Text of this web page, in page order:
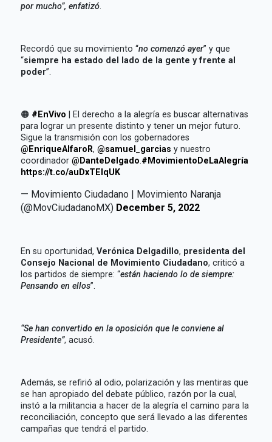
por mucho”, enfatizó.
Recordó que su movimiento “no comenzó ayer” y que
“siempre ha estado del lado de la gente y frente al
poder”.
🟠 #EnVivo | El derecho a la alegría es buscar alternativas
para lograr un presente distinto y tener un mejor futuro.
Sigue la transmisión con los gobernadores
@EnriqueAlfaroR, @samuel_garcias y nuestro
coordinador @DanteDelgado #MovimientoDeLaAlegría
https://t.co/auDxTElqUK
— Movimiento Ciudadano | Movimiento Naranja
(@MovCiudadanoMX) December 5, 2022
En su oportunidad, Verónica Delgadillo, presidenta del
Consejo Nacional de Movimiento Ciudadano, criticó a
los partidos de siempre: “están haciendo lo de siempre:
Pensando en ellos”.
“Se han convertido en la oposición que le conviene al
Presidente”, acusó.
Además, se refirió al odio, polarización y las mentiras que
se han apropiado del debate público, razón por la cual,
instó a la militancia a hacer de la alegría el camino para la
reconciliación, concepto que será llevado a las diferentes
campañas que tendrá el partido.